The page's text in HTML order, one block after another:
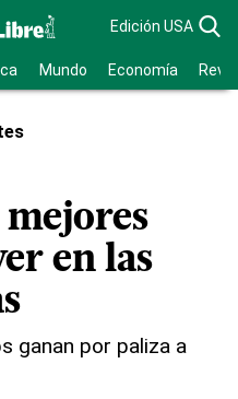
Edición USA
Mundo Economía
mejores
en las
ganan por paliza a